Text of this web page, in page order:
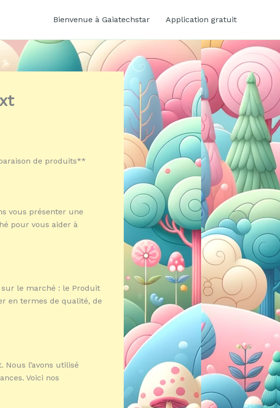
Bienvenue à Gaiatechstar Application gratuit
de produits**
vous présenter une
pour vous aider à
le marché : le Produit
en termes de qualité, de
l’avons utilisé
Voici nos